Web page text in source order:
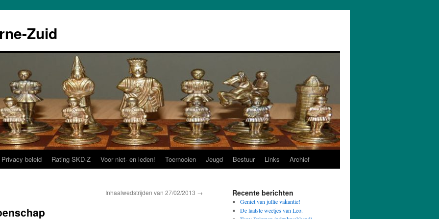
Zuid
Privacy beleid Rating SKD-Z Voor niet- en leden! Toernooien Jeugd Bestuur Links Archief
Inhaalwedstrijden van 27/02/2013 → Recente berichten
Geniet van jullie vakantie!
De laatste weetjes van Leo.